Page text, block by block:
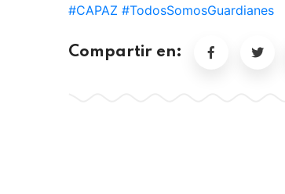
#CAPAZ #TodosSomosGuardianes
Compartir en: